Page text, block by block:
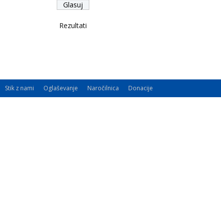
Rezultati
Stik z nami Oglaševanje Naročilnica Donacije